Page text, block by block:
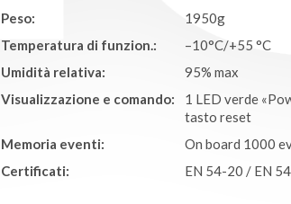
Peso:
1950g
Temperatura di funzion.:
–10°C/+55 °C
Umidità relativa:
95% max
Visualizzazione e comando:
1 LED verde
tasto reset
Memoria eventi:
On board 1000
Certificati:
EN 54-20 / EN